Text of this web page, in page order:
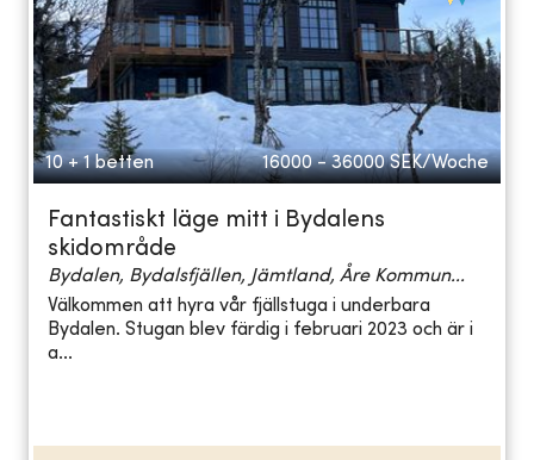
10 + 1 betten 16000 - 36000 SEK/Woche
Fantastiskt läge mitt i Bydalens
skidområde
Bydalen, Bydalsfjällen, Jämtland, Åre Kommun...
Välkommen att hyra vår fjällstuga i underbara
Bydalen. Stugan blev färdig i februari 2023 och är i
a...